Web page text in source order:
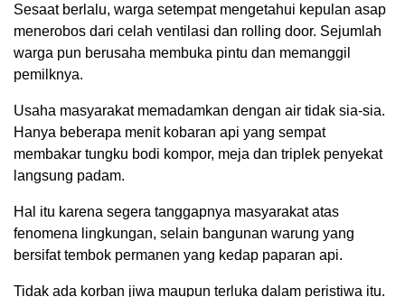
Sesaat berlalu, warga setempat mengetahui kepulan asap
menerobos dari celah ventilasi dan rolling door. Sejumlah
warga pun berusaha membuka pintu dan memanggil
pemilknya.
Usaha masyarakat memadamkan dengan air tidak sia-sia.
Hanya beberapa menit kobaran api yang sempat
membakar tungku bodi kompor, meja dan triplek penyekat
langsung padam.
Hal itu karena segera tanggapnya masyarakat atas
fenomena lingkungan, selain bangunan warung yang
bersifat tembok permanen yang kedap paparan api.
Tidak ada korban jiwa maupun terluka dalam peristiwa itu.